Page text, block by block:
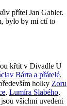
přítel Jan Gabler.
bylo by mi ctí to
křtít v Divadle U
Bárta a přátelé.
holky Zoru
, Lumíra Slabého,
všichni uvedeni